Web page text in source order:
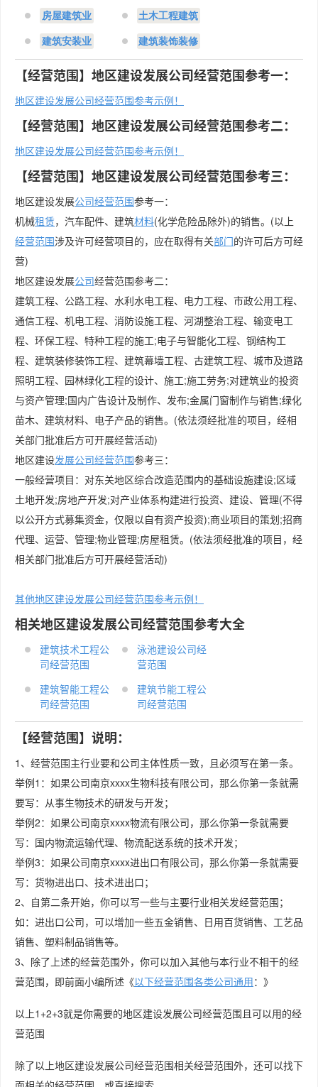
房屋建筑业 土木工程建筑
建筑安装业 建筑装饰装修
【经营范围】地区建设发展公司经营范围参考一：
地区建设发展公司经营范围参考示例！
【经营范围】地区建设发展公司经营范围参考二：
地区建设发展公司经营范围参考示例！
【经营范围】地区建设发展公司经营范围参考三：
地区建设发展公司经营范围参考一：
机械租赁，汽车配件、建筑材料(化学危险品除外)的销售。(以上
经营范围涉及许可经营项目的，应在取得有关部门的许可后方可经
营)
地区建设发展公司经营范围参考二：
建筑工程、公路工程、水利水电工程、电力工程、市政公用工程、
通信工程、机电工程、消防设施工程、河湖整治工程、输变电工
程、环保工程、特种工程的施工;电子与智能化工程、钢结构工
程、建筑装修装饰工程、建筑幕墙工程、古建筑工程、城市及道路
照明工程、园林绿化工程的设计、施工;施工劳务;对建筑业的投资
与资产管理;国内广告设计及制作、发布;金属门窗制作与销售;绿化
苗木、建筑材料、电子产品的销售。(依法须经批准的项目，经相
关部门批准后方可开展经营活动)
地区建设发展公司经营范围参考三：
一般经营项目：对东关地区综合改造范围内的基础设施建设;区域
土地开发;房地产开发;对产业体系构建进行投资、建设、管理(不得
以公开方式募集资金，仅限以自有资产投资);商业项目的策划;招商
代理、运营、管理;物业管理;房屋租赁。(依法须经批准的项目，经
相关部门批准后方可开展经营活动)
其他地区建设发展公司经营范围参考示例！
相关地区建设发展公司经营范围参考大全
建筑技术工程公
司经营范围
泳池建设公司经
营范围
建筑智能工程公
司经营范围
建筑节能工程公
司经营范围
【经营范围】说明：
1、经营范围主行业要和公司主体性质一致，且必须写在第一条。
举例1：如果公司南京xxxx生物科技有限公司，那么你第一条就需
要写：从事生物技术的研发与开发；
举例2：如果公司南京xxxx物流有限公司，那么你第一条就需要
写：国内物流运输代理、物流配送系统的技术开发；
举例3：如果公司南京xxxx进出口有限公司，那么你第一条就需要
写：货物进出口、技术进出口；
2、自第二条开始，你可以写一些与主要行业相关发经营范围；
如：进出口公司，可以增加一些五金销售、日用百货销售、工艺品
销售、塑料制品销售等。
3、除了上述的经营范围外，你可以加入其他与本行业不相干的经
营范围，即前面小编所述《以下经营范围各类公司通用：》
以上1+2+3就是你需要的地区建设发展公司经营范围且可以用的经
营范围
除了以上地区建设发展公司经营范围相关经营范围外，还可以找下